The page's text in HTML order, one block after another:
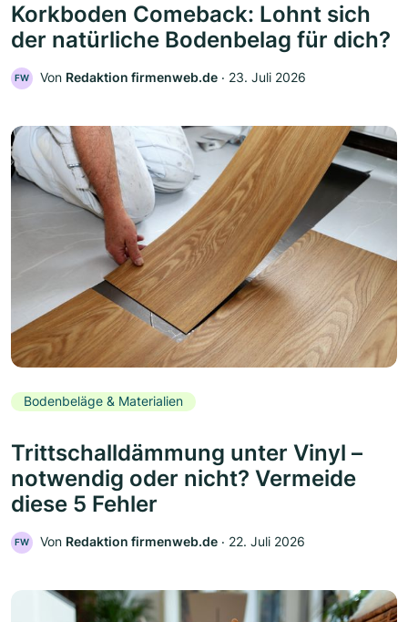
Korkboden Comeback: Lohnt sich
der natürliche Bodenbelag für dich?
FW Von Redaktion firmenweb.de ‧ 23. Juli 2026
Bodenbeläge & Materialien
Trittschalldämmung unter Vinyl –
notwendig oder nicht? Vermeide
diese 5 Fehler
FW Von Redaktion firmenweb.de ‧ 22. Juli 2026